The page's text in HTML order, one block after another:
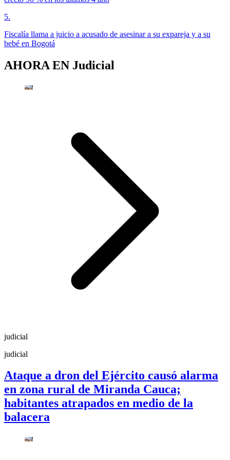
5.
Fiscalía llama a juicio a acusado de asesinar a su expareja y a su
bebé en Bogotá
AHORA EN Judicial
judicial
judicial
Ataque a dron del Ejército causó alarma
en zona rural de Miranda Cauca;
habitantes atrapados en medio de la
balacera